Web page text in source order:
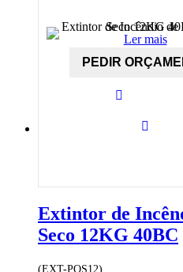
Ler mais
PEDIR
Extintor de
Seco 12KG 40BC
(EXT-PQS12)